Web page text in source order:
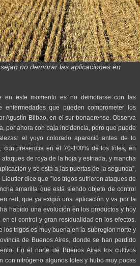
no demorar las aplicaciones en
en este momento es no demorarse con las
que pueden comprometer los
Agustín Bilbao, en el sur bonaerense. Observa
por ahora con baja incidencia, pero que puede
el yuyo colorado apareció antes de lo
con presencia en el 70-100% de los lotes, en
de roya de la hoja y estriada, y mancha
y se está a las puertas de la segunda”,
dice que ”los trigos sufrieron ataques de
amarilla que está siendo objeto de control
red, que ya exigió una aplicación y va por la
habido una evolución en los productos y hoy
el control y gran residualidad en los efectos.
los trigos es muy buena en la subregión norte y
de Buenos Aires, donde se han perdido
En el norte de Buenos Aires los cultivos
con nitrógeno algunos lotes y hubo muy pocas